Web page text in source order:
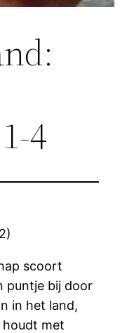
4
scoort
puntje bij door
in het land,
houdt met